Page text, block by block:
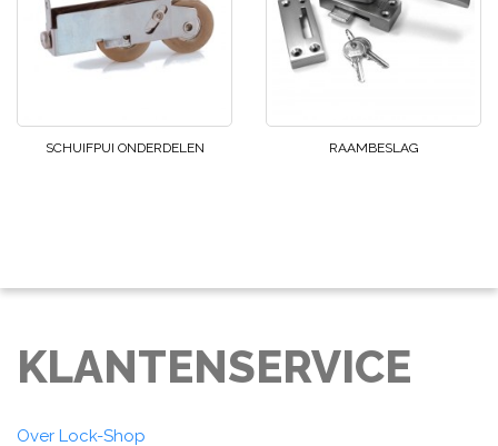
SCHUIFPUI ONDERDELEN RAAMBESLAG
KLANTENSERVICE
Over Lock-Shop